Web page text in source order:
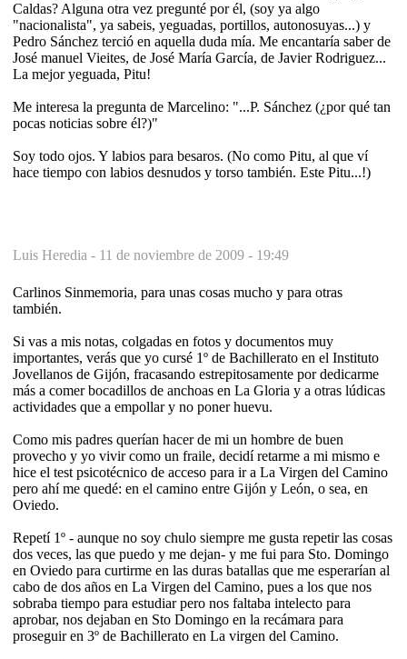
Caldas? Alguna otra vez pregunté por él, (soy ya algo
"nacionalista", ya sabeis, yeguadas, portillos, autonosuyas...) y
Pedro Sánchez terció en aquella duda mía. Me encantaría saber de
José manuel Vieites, de José María García, de Javier Rodriguez...
La mejor yeguada, Pitu!
Me interesa la pregunta de Marcelino: "...P. Sánchez (¿por qué tan
pocas noticias sobre él?)"
Soy todo ojos. Y labios para besaros. (No como Pitu, al que ví
hace tiempo con labios desnudos y torso también. Este Pitu...!)
Luis Heredia - 11 de noviembre de 2009 - 19:49
Carlinos Sinmemoria, para unas cosas mucho y para otras
también.
Si vas a mis notas, colgadas en fotos y documentos muy
importantes, verás que yo cursé 1º de Bachillerato en el Instituto
Jovellanos de Gijón, fracasando estrepitosamente por dedicarme
más a comer bocadillos de anchoas en La Gloria y a otras lúdicas
actividades que a empollar y no poner huevu.
Como mis padres querían hacer de mi un hombre de buen
provecho y yo vivir como un fraile, decidí retarme a mi mismo e
hice el test psicotécnico de acceso para ir a La Virgen del Camino
pero ahí me quedé: en el camino entre Gijón y León, o sea, en
Oviedo.
Repetí 1º - aunque no soy chulo siempre me gusta repetir las cosas
dos veces, las que puedo y me dejan- y me fui para Sto. Domingo
en Oviedo para curtirme en las duras batallas que me esperarían al
cabo de dos años en La Virgen del Camino, pues a los que nos
sobraba tiempo para estudiar pero nos faltaba intelecto para
aprobar, nos dejaban en Sto Domingo en la recámara para
proseguir en 3º de Bachillerato en La virgen del Camino.